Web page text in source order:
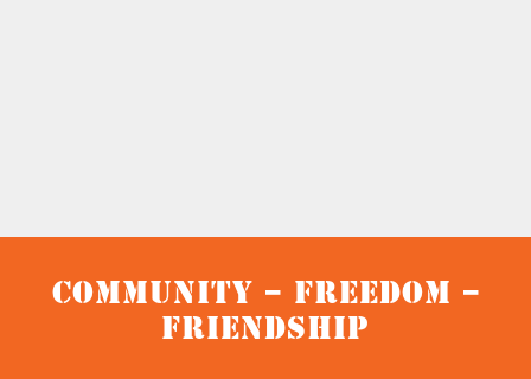
Community – Freedom –
Friendship